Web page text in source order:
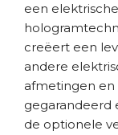
een
creëert een
andere
afmetingen
gegarandeerd
de optionele